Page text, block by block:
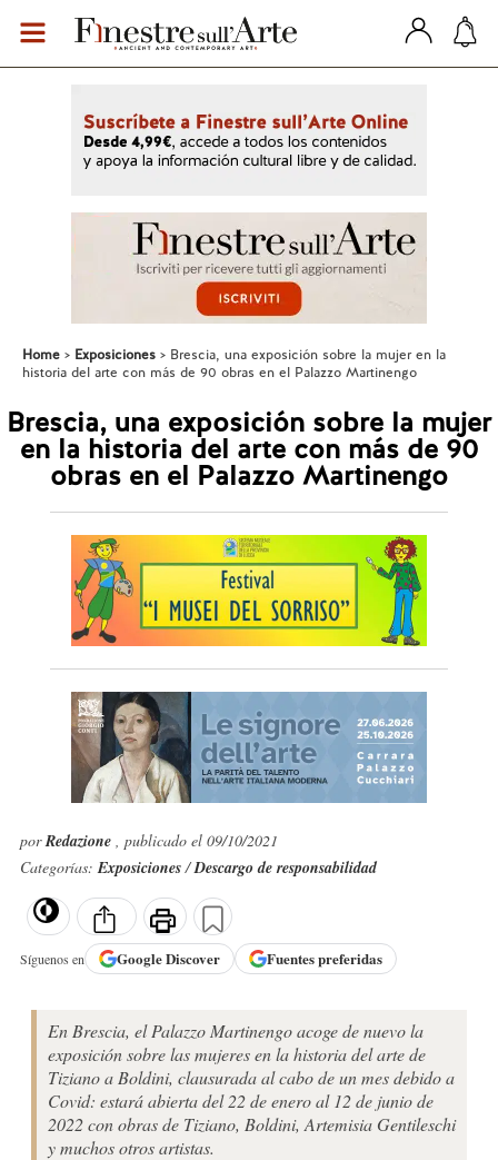
Home Exposiciones
Brescia, una exposición sobre la mujer en la
historia del arte con más de 90 obras en el Palazzo Martinengo
Brescia, una exposición sobre la mujer
en la historia del arte con más de 90
obras en el Palazzo Martinengo
porRedazione , publicado el 09/10/2021
Categorías:Exposiciones/Descargo de responsabilidad
Síguenos en GoogleDiscover Fuentes preferidas
En Brescia, el Palazzo Martinengo acoge de nuevo la
exposición sobre las mujeres en la historia del arte de
Tiziano a Boldini, clausurada al cabo de un mes debido a
Covid: estará abierta del 22 de enero al 12 de junio de
2022 con obras de Tiziano, Boldini, Artemisia Gentileschi
y muchos otros artistas.